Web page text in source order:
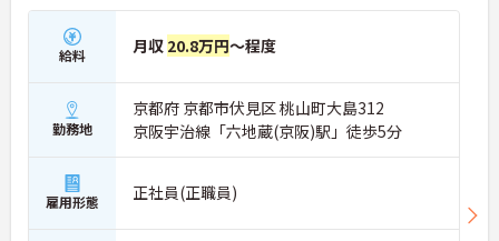
給料 月収 20.8万円～程度
勤務地
京都府 京都市伏見区 桃山町大島312
京阪宇治線「六地蔵(京阪)駅」徒歩5分
雇用形態 正社員(正職員)